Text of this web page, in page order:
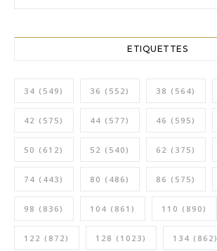
ETIQUETTES
34 (549) 36 (552) 38 (564)
42 (575) 44 (577) 46 (595)
50 (612) 52 (540) 62 (375)
74 (443) 80 (486) 86 (575)
98 (836) 104 (861) 110 (890)
122 (872) 128 (1023) 134 (862)